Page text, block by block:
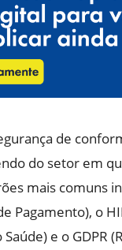
de
do setor em
mais comuns
Pagamento), o
e o GDPR